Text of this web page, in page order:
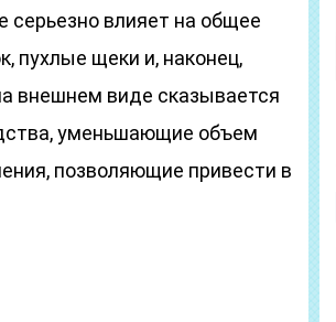
серьезно влияет на общее
пухлые щеки и, наконец,
внешнем виде сказывается
уменьшающие объем
позволяющие привести в